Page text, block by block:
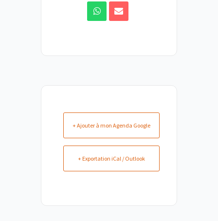
+ Ajouter à mon Agenda Google
+ Exportation iCal / Outlook